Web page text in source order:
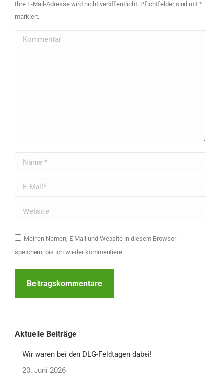
Ihre E-Mail-Adresse wird nicht veröffentlicht. Pflichtfelder sind mit *
markiert.
Kommentar
Name *
E-Mail *
Website
Meinen Namen, E-Mail und Website in diesem Browser
speichern, bis ich wieder kommentiere.
Beitragskommentare
Aktuelle Beiträge
Wir waren bei den DLG-Feldtagen dabei!
20. Juni 2026